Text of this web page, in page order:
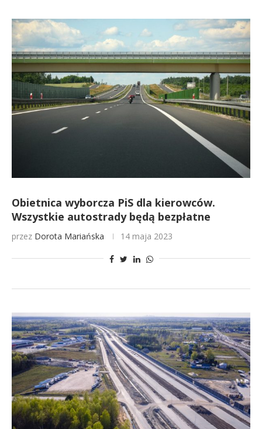
Obietnica wyborcza PiS dla kierowców.
Wszystkie autostrady będą bezpłatne
przez Dorota Mariańska 14 maja 2023